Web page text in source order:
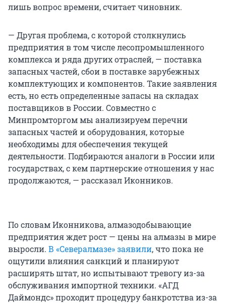
лишь вопрос времени, считает чиновник.
— Другая проблема, с которой столкнулись
предприятия в том числе лесопромышленного
комплекса и ряда других отраслей, — поставка
запасных частей, сбои в поставке зарубежных
комплектующих и компонентов. Такие заявления
есть, но есть определенные запасы на складах
поставщиков в России. Совместно с
Минпромторгом мы анализируем перечни
запасных частей и оборудования, которые
необходимы для обеспечения текущей
деятельности. Подбираются аналоги в России или
государствах, с кем партнерские отношения у нас
продолжаются, — рассказал Иконников.
По словам Иконникова, алмазодобывающие
предприятия ждет рост — цены на алмазы в мире
выросли. В «Севералмазе» заявили, что пока не
ощутили влияния санкций и планируют
расширять штат, но испытывают тревогу из-за
обслуживания импортной техники. «АГД
Даймондс» проходит процедуру банкротства из-за